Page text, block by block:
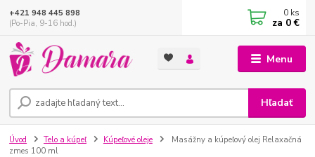
Menu
Hľadať
+421 948 445 898
(Po-Pia, 9-16 hod.)
0 ks
za 0 €
Úvod Telo a kúpeľ Kúpeľové oleje
Masážny a kúpeľový olej Relaxačná
zmes 100 ml